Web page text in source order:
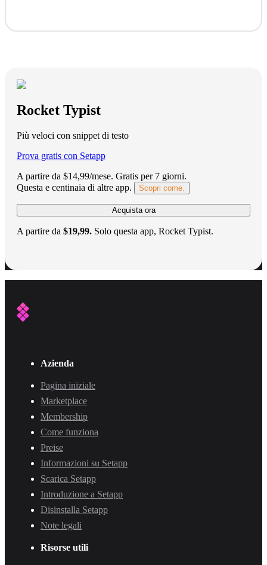
Rocket Typist
Più veloci con snippet di testo
Prova gratis con Setapp
A partire da $14,99/mese. Gratis per 7 giorni.
Questa e centinaia di altre app.
Scopri come.
Acquista ora
A partire da $19,99. Solo questa app, Rocket Typist.
Azienda
Pagina iniziale
Marketplace
Membership
Come funziona
Preise
Informazioni su Setapp
Scarica Setapp
Introduzione a Setapp
Disinstalla Setapp
Note legali
Risorse utili